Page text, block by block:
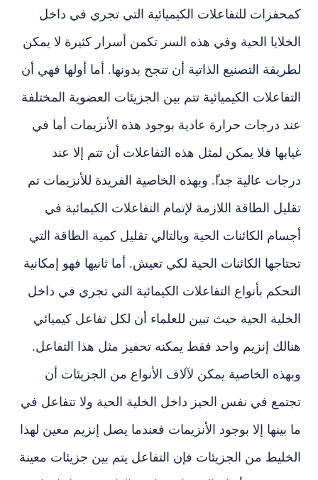
كمحفزات للتفاعلات الكيميائية التي تجري في داخل
الخلايا الحية وفي هذه السر تكمن أسرار كثيرة لا يمكن
لطريقة التصنيع الذاتية أن تنجح بدونها. أما أولها فهي أن
التفاعلات الكيميائية تتم بين الجزيئات العضوية المختلفة
عند درجات حرارة عادية بوجود هذه الأنزيمات أما في
غيابها فلا يمكن لمثل هذه التفاعلات أن تتم إلا عند
درجات عالية جدا . وبهذه الخاصية الفريدة للأنزيمات تم
تقليل الطاقة اللازمة لإتمام التفاعلات الكيمائية في
أجسام الكائنات الحية وبالتالي تقليل كمية الطاقة التي
تحتاجها الكائنات الحية لكي تعيش. أما ثانيها فهو إمكانية
التحكم بأنواع التفاعلات الكيمائية التي تجري في داخل
الخلية الحية حيث تبين للعلماء أن لكل تفاعل كيميائي
هنالك إنزيم واحد فقط يمكنه تحفيز مثل هذا التفاعل.
وبهذه الخاصية يمكن لآلاف الأنواع من الجزيئات أن
تجتمع في نفس الحيز داخل الخلية الحية ولا تتفاعل في
ما بينها إلا بوجود الأنزيمات فعندما يصل إنزيم معين لهذا
الخليط من الجزيئات فإن التفاعل يتم بين جزيئات معينة